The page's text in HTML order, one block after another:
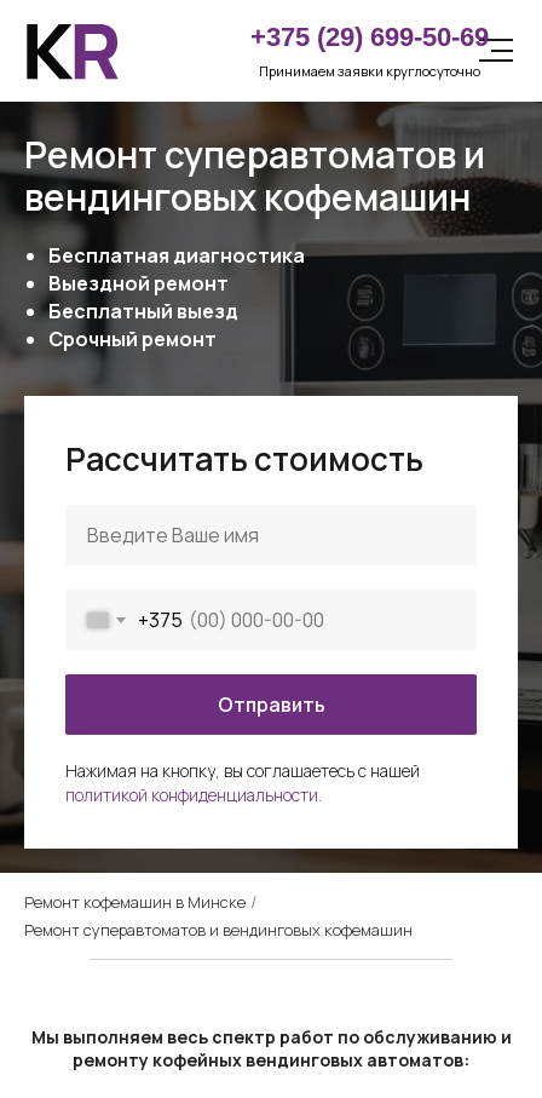
LET'S
GO!
Принимаем заявки круглосуточно
+375 (29) 699-50-69
Ремонт суперавтоматов и
вендинговых кофемашин
Бесплатная диагностика
Выездной ремонт
Бесплатный выезд
Срочный ремонт
Рассчитать стоимость
+375
Отправить
Нажимая на кнопку, вы соглашаетесь c нашей
политикой конфиденциальности.
Ремонт кофемашин в Минске /
Ремонт суперавтоматов и вендинговых кофемашин
Мы выполняем весь спектр работ по обслуживанию и
ремонту кофейных вендинговых автоматов: